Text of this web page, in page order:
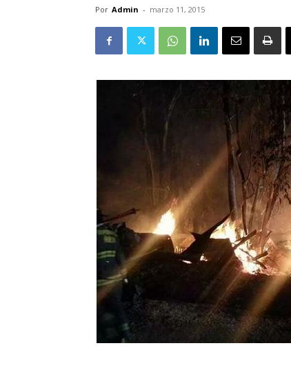
Por Admin - marzo 11, 2015